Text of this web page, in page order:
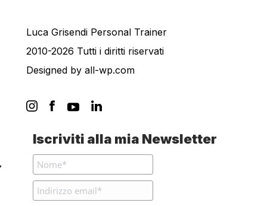
Luca Grisendi Personal Trainer
2010-2026 Tutti i diritti riservati
Designed by all-wp.com
Iscriviti alla mia Newsletter